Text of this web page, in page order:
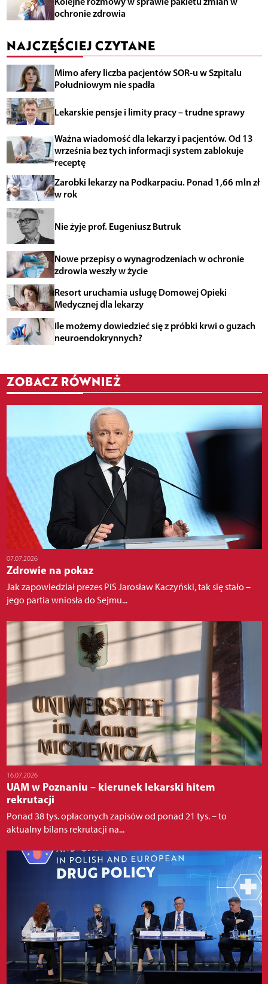
ochronie zdrowia
NAJCZĘŚCIEJ CZYTANE
Mimo afery liczba pacjentów SOR-u w Szpitalu
Południowym nie spadła
Lekarskie pensje i limity pracy – trudne sprawy
Ważna wiadomość dla lekarzy i pacjentów. Od 13
września bez tych informacji system zablokuje
receptę
Zarobki lekarzy na Podkarpaciu. Ponad 1,66 mln zł
w rok
Nie żyje prof. Eugeniusz Butruk
Nowe przepisy o wynagrodzeniach w ochronie
zdrowia weszły w życie
Resort uruchamia usługę Domowej Opieki
Medycznej dla lekarzy
Ile możemy dowiedzieć się z próbki krwi o guzach
neuroendokrynnych?
ZOBACZ RÓWNIEŻ
07.07.2026
Zdrowie na pokaz
Jak zapowiedział prezes PiS Jarosław Kaczyński, tak się stało –
jego partia wniosła do Sejmu...
16.07.2026
UAM w Poznaniu – kierunek lekarski hitem
rekrutacji
Ponad 38 tys. opłaconych zapisów od ponad 21 tys. – to
aktualny bilans rekrutacji na...